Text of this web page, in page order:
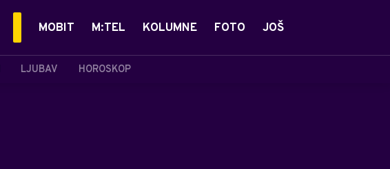
LJUBAV HOROSKOP
MOBIT M:TEL KOLUMNE FOTO JOŠ